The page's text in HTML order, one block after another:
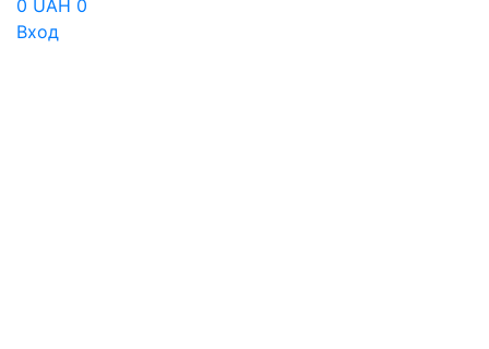
0 UAH 0
Вход